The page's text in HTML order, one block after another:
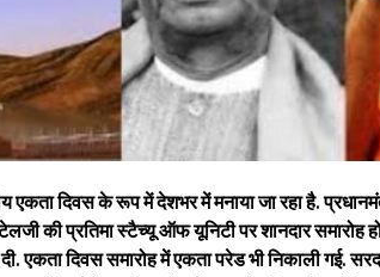
दिवस के रूप में देशभर में मनाया जा रहा है.
की प्रतिमा स्टैच्यू ऑफ यूनिटी पर शानदार समारोह
एकता दिवस समारोह में एकता परेड भी निकाली गई.